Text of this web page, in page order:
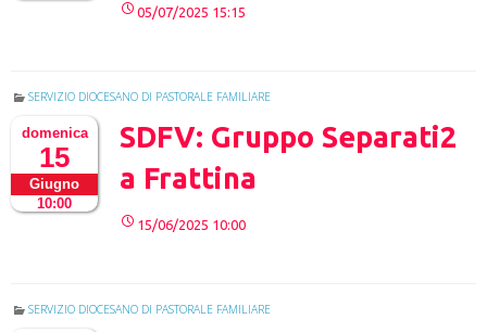
05/07/2025 15:15
SERVIZIO DIOCESANO DI PASTORALE FAMILIARE
domenica
15
Giugno
10:00
SDFV: Gruppo Separati2
a Frattina
15/06/2025 10:00
SERVIZIO DIOCESANO DI PASTORALE FAMILIARE